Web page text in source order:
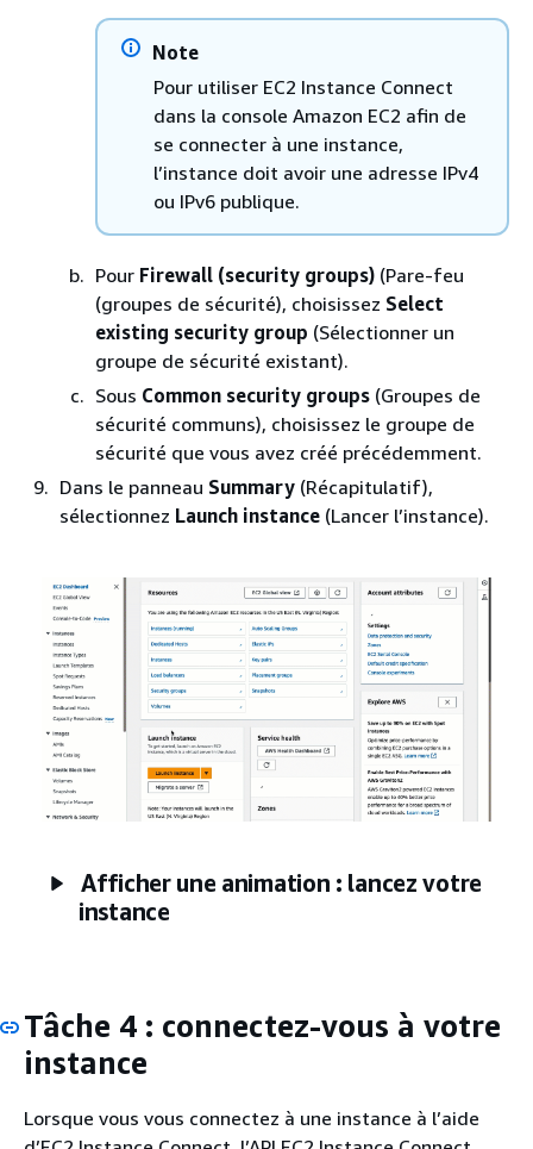
Note
Pour utiliser EC2 Instance Connect
dans la console Amazon EC2 afin de
se connecter à une instance,
l’instance doit avoir une adresse IPv4
ou IPv6 publique.
Pour Firewall (security groups) (Pare-feu
(groupes de sécurité), choisissez Select
existing security group (Sélectionner un
groupe de sécurité existant).
Sous Common security groups (Groupes de
sécurité communs), choisissez le groupe de
sécurité que vous avez créé précédemment.
Dans le panneau Summary (Récapitulatif),
sélectionnez Launch instance (Lancer l’instance).
Afficher une animation : lancez votre
instance
Tâche 4 : connectez-vous à votre
instance
Lorsque vous vous connectez à une instance à l’aide